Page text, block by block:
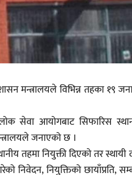
मन्त्रालयले विभिन्न तहका १९
सेवा आयोगबाट सिफारिस
जनाएको छ ।
तहमा नियुक्ती दिएको तर स्थायी
निवेदन, नियुक्तिको छायाँप्रति,